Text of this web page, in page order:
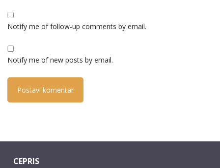
Notify me of follow-up comments by email.
Notify me of new posts by email.
CEPRIS